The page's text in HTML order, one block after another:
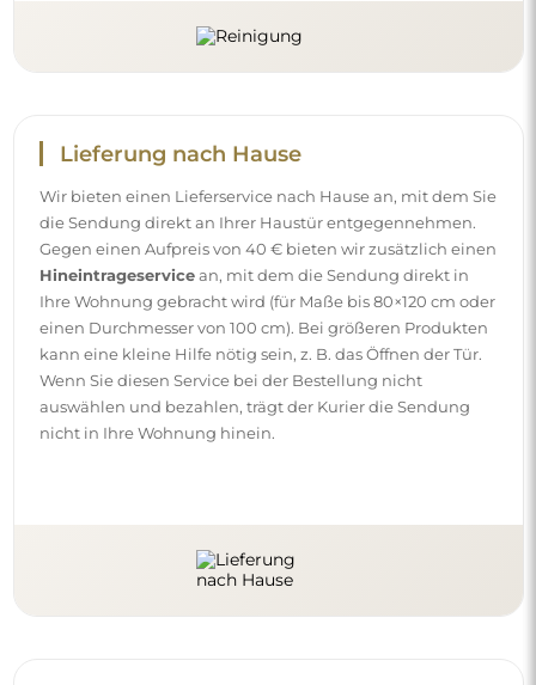
Anleitungen
Damit die Montage und die Nutzung unseres Spiegels
einfach und problemlos sind, haben wir für Sie
ausführliche Anleitungen vorbereitet. Darin finden Sie alle
Schritte, die für die korrekte Montage des Spiegels
erforderlich sind, sowie Tipps zu seiner Pflege, Reinigung
und Instandhaltung, damit Sie sich lange an seinem
Sehen Sie sich die Montage- und Gebrauchsanleitungen